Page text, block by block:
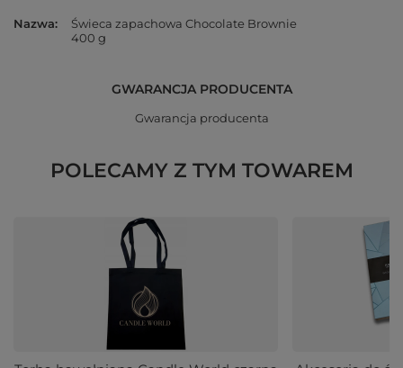
Nazwa
Świeca zapachowa Chocolate Brownie
400 g
GWARANCJA PRODUCENTA
Gwarancja producenta
POLECAMY Z TYM TOWAREM